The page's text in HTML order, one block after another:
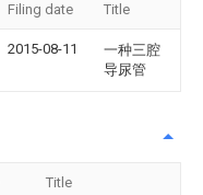
Filing date Title
2015-08-11
一种三腔
导尿管
Title